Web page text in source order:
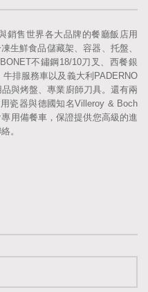
銷售世界各大品牌的餐廳飯店用
生鮮食品儲藏架、容器、托盤、
不鏽鋼18/10刀叉、西餐銀
排服務車以及義大利PADERNO
與烤盤、專業廚師刀具。還有兩
瓷器與德國知名Villeroy & Boch
用備餐車，保證提供您高級的進
。